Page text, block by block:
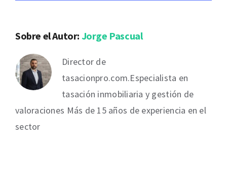
Sobre el Autor: Jorge Pascual
Director de
tasacionpro.com.Especialista en
tasación inmobiliaria y gestión de
valoraciones Más de 15 años de experiencia en el
sector